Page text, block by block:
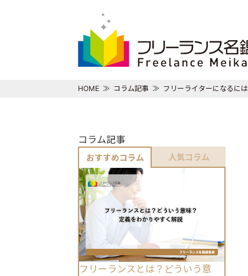
HOME コラム記事 フリーライターになるに
コラム記事
おすすめコラム 人気コラム
フリーランスとは？どういう意